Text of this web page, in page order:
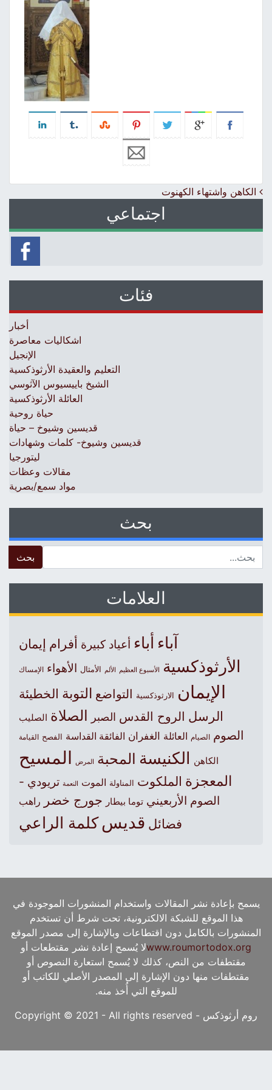
Post navigation
الكاهن واشتهاء الكهنوت
اجتماعي
فئات
أخبار
اشكاليات معاصرة
الإنجيل
التعليم والعقيدة الأرثوذكسية
الشيخ باييسيوس الآثوسي
العائلة الأرثوذكسية
حياة روحية
قديسين وشيوخ – حياة
قديسين وشيوخ- كلمات وشهادات
ليتورجيا
مقالات وعظات
مواد سمع/بصرية
بحث
العلامات
آباءأباء أعياد كبيرة أفرامإيمان
الأرثوذكسية الأسبوع العظيم الألم الأمثال الأهواء الإمساك
الإيمان الارثوذكسية التواضع التوبة الخطيئة
الرسل الروح القدس الصبر الصلاة الصليب
الصوم الصيام العائلة الغفران الفائقة القداسة الفصح القيامة
الكاهن الكنيسةالمحبة المرض المسيح
المعجزة الملكوت المناولة الموت النعمة تريودي -
الصوم الأربعيني توما بيطار جورج خضر راهب
فضائل قديس كلمة الراعي
يسمح بإعادة نشر المقالات واستخدام المنشورات الموجودة في
هذا الموقع للشبكة الالكترونية، تحت شرط أن تستخدم
المنشورات بالكامل دون اقتطاعات وبالإشارة إلى مصدر الموقع
www.roumortodox.orgلا يُسمح إعادة نشر مقتطعات أو
مقتطفات من النص، كذلك لا يُسمح استعارة النصوص أو
مقتطفات منها دون الإشارة إلى المصدر الأصلي للكاتب أو
للموقع التي أُخذ منه.
روم أرثوذكس - Copyright © 2021 - All rights reserved